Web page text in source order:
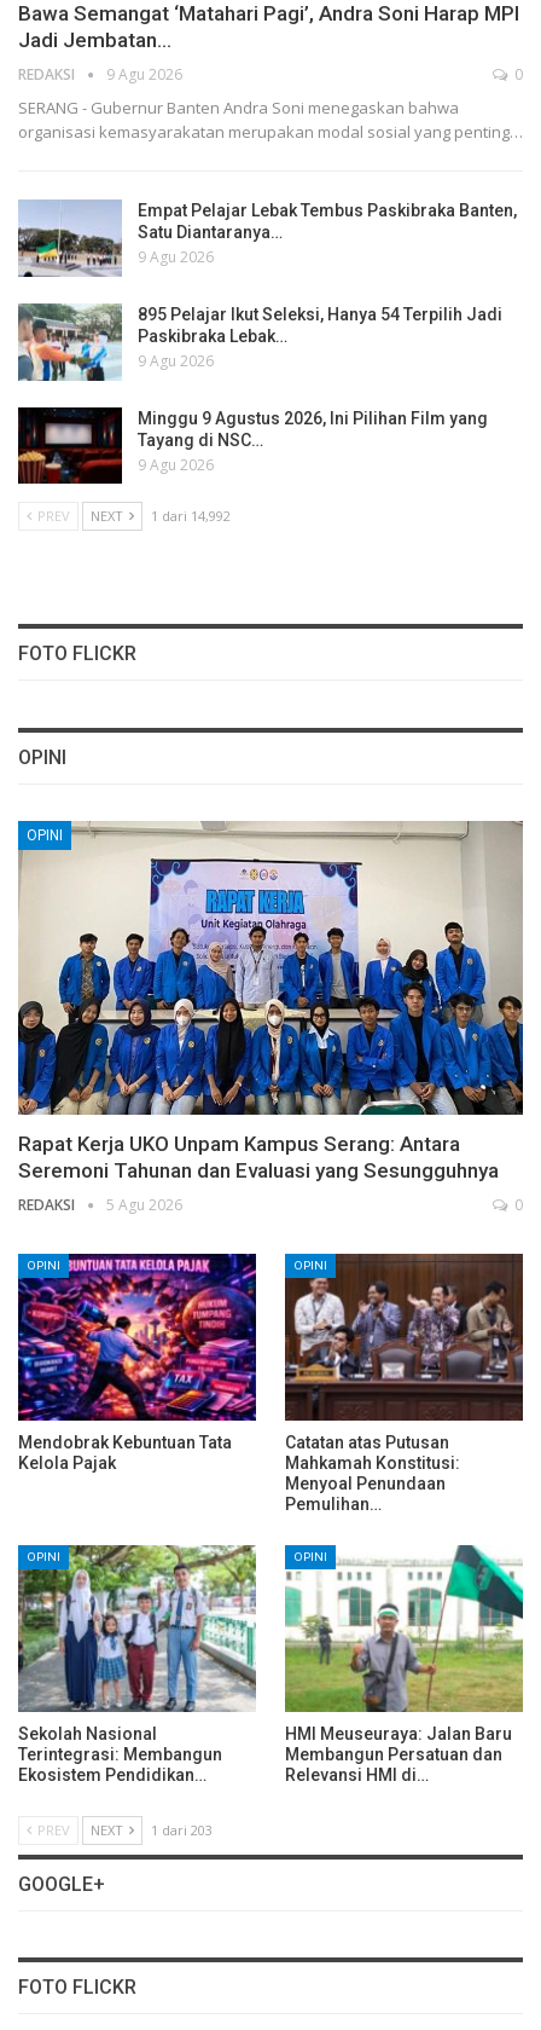
Bawa Semangat ‘Matahari Pagi’, Andra Soni Harap MPI
Jadi Jembatan…
REDAKSI 9 Agu 2026 0
SERANG - Gubernur Banten Andra Soni menegaskan bahwa
organisasi kemasyarakatan merupakan modal sosial yang penting…
Empat Pelajar Lebak Tembus Paskibraka Banten,
Satu Diantaranya…
9 Agu 2026
895 Pelajar Ikut Seleksi, Hanya 54 Terpilih Jadi
Paskibraka Lebak…
9 Agu 2026
Minggu 9 Agustus 2026, Ini Pilihan Film yang
Tayang di NSC…
9 Agu 2026
PREV NEXT 1 dari 14,992
FOTO FLICKR
OPINI
OPINI
Rapat Kerja UKO Unpam Kampus Serang: Antara
Seremoni Tahunan dan Evaluasi yang Sesungguhnya
REDAKSI 5 Agu 2026 0
OPINI
Mendobrak Kebuntuan Tata
Kelola Pajak
OPINI
Catatan atas Putusan
Mahkamah Konstitusi:
Menyoal Penundaan
Pemulihan…
OPINI
Sekolah Nasional
Terintegrasi: Membangun
Ekosistem Pendidikan…
OPINI
HMI Meuseuraya: Jalan Baru
Membangun Persatuan dan
Relevansi HMI di…
PREV NEXT 1 dari 203
GOOGLE+
FOTO FLICKR